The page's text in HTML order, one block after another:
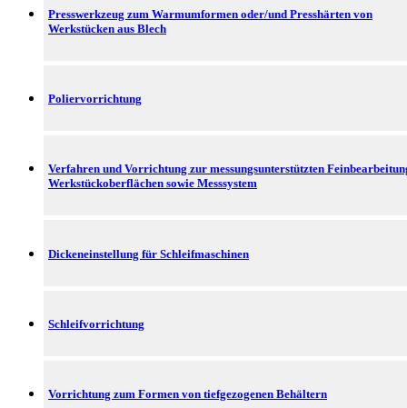
Presswerkzeug zum Warmumformen oder/und Presshärten von
Werkstücken aus Blech
Poliervorrichtung
Verfahren und Vorrichtung zur messungsunterstützten
Werkstückoberflächen sowie Messsystem
Dickeneinstellung für Schleifmaschinen
Schleifvorrichtung
Vorrichtung zum Formen von tiefgezogenen Behältern